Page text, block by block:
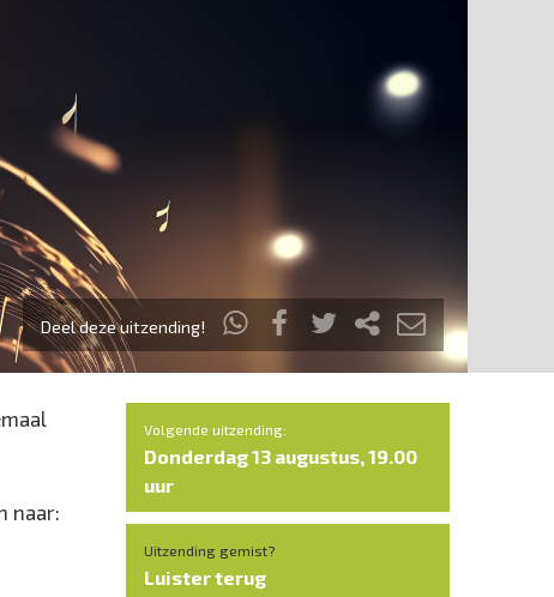
Deel deze uitzending!
naar:
Volgende uitzending:
Donderdag 13 augustus, 19.00
uur
Uitzending gemist?
Luister terug